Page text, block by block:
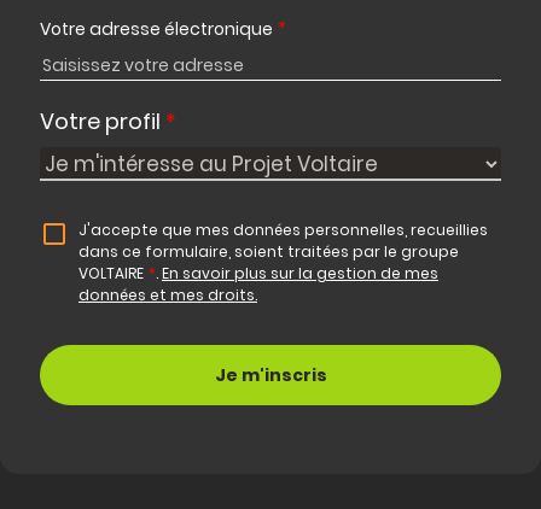
Votre adresse électronique *
Votre profil *
J'accepte que mes données personnelles, recueillies
dans ce formulaire, soient traitées par le groupe
VOLTAIRE *.En savoir plus sur la gestion de mes
données et mes droits.